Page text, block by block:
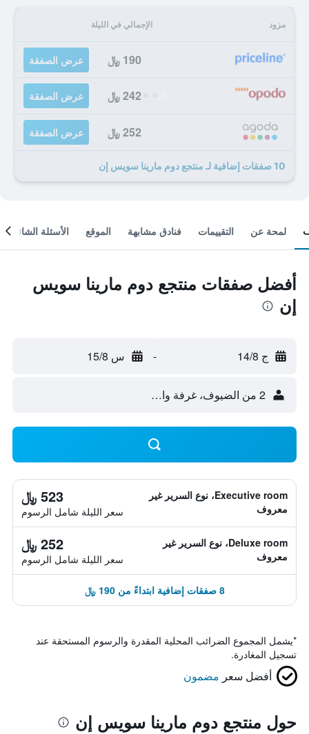
مزود الإجمالي في الليلة
190 ﷼ عرض الصفقة
242 ﷼ عرض الصفقة
252 ﷼ عرض الصفقة
10 صفقات إضافية لـ منتجع دوم مارينا سويس إن
لمحة عن التقييمات فنادق مشابهة الموقع الأسئلة الشائعة
أفضل صفقات منتجع دوم مارينا سويس
إن
ج 14/8 - س 15/8
2 من الضيوف، غرفة واحدة
Executive room، نوع السرير غير
معروف
523 ﷼
سعر الليلة شامل الرسوم
Deluxe room، نوع السرير غير
معروف
252 ﷼
سعر الليلة شامل الرسوم
8 صفقات إضافية ابتداءً من 190 ﷼
*يشمل المجموع الضرائب المحلية المقدرة والرسوم المستحقة عند
تسجيل المغادرة.
أفضل سعر مضمون
حول منتجع دوم مارينا سويس إن